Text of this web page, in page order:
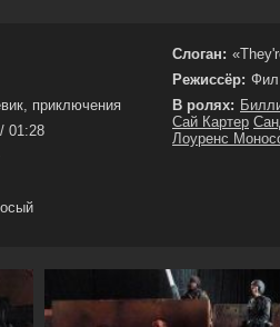
приключения
01:28
Слоган:
Режиссёр: Фил
В ролях:
Сай Картер
Лоуренс